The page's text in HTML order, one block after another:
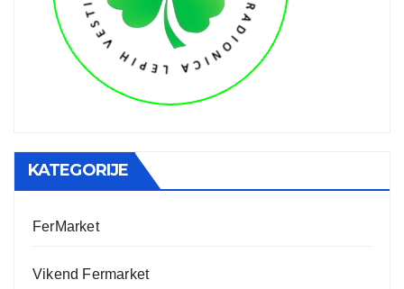
KATEGORIJE
FerMarket
Vikend Fermarket